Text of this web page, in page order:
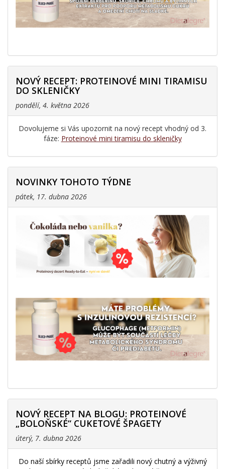
NOVÝ RECEPT: PROTEINOVÉ MINI TIRAMISU
DO SKLENIČKY
pondělí, 4. května 2026
Dovolujeme si Vás upozornit na nový recept vhodný od 3.
fáze: Proteinové mini tiramisu do skleničky
NOVINKY TOHOTO TÝDNE
pátek, 17. dubna 2026
NOVÝ RECEPT NA BLOGU: PROTEINOVÉ
„BOLOŇSKÉ“ CUKETOVÉ ŠPAGETY
úterý, 7. dubna 2026
Do naší sbírky receptů jsme zařadili nový chutný a výživný